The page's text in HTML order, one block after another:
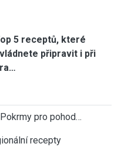
5 receptů, které
připravit i při
pro pohod…
recepty